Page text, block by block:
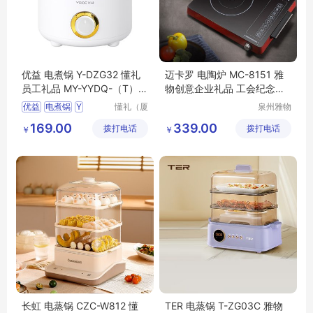
优益 电煮锅 Y-DZG32 懂礼
员工礼品 MY-YYDQ-（T）-
37
优益 电煮锅 Y
MY
YYDQ
懂礼（厦
链有限公
￥ 169.00 拨打电话
迈卡罗 电陶炉 MC-8151 雅
物创意企业礼品 工会纪念礼
泉州雅物
公司
￥ 339.00 拨打电话
长虹 电蒸锅 CZC-W812 懂 TER 电蒸锅 T-ZG03C 雅物